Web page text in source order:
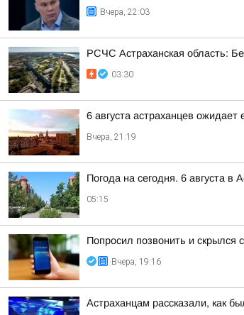
Вчера, 22:03
РСЧС Астраханская область:
03:30
6 августа астраханцев
Вчера, 21:19
Погода на сегодня. 6 августа в
05:15
Попросил позвонить и скрылся
Вчера, 19:16
Астраханцам рассказали, как